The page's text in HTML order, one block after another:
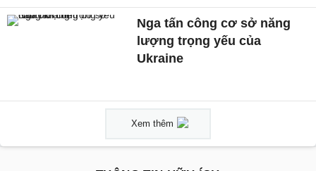
Nga tấn công cơ sở năng
lượng trọng yếu của
Ukraine
Xem thêm